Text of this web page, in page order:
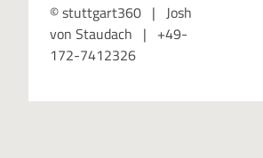
© stuttgart360 | Josh
von Staudach | +49-
172-7412326